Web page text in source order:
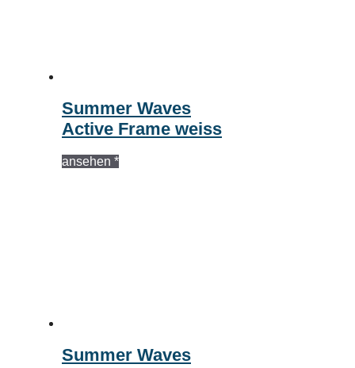
Summer Waves
Active Frame weiss
ansehen *
Summer Waves